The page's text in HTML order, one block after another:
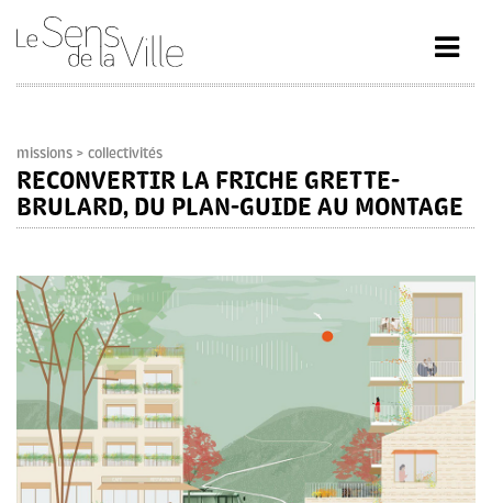
missions > collectivités
RECONVERTIR LA FRICHE GRETTE-
BRULARD, DU PLAN-GUIDE AU MONTAGE